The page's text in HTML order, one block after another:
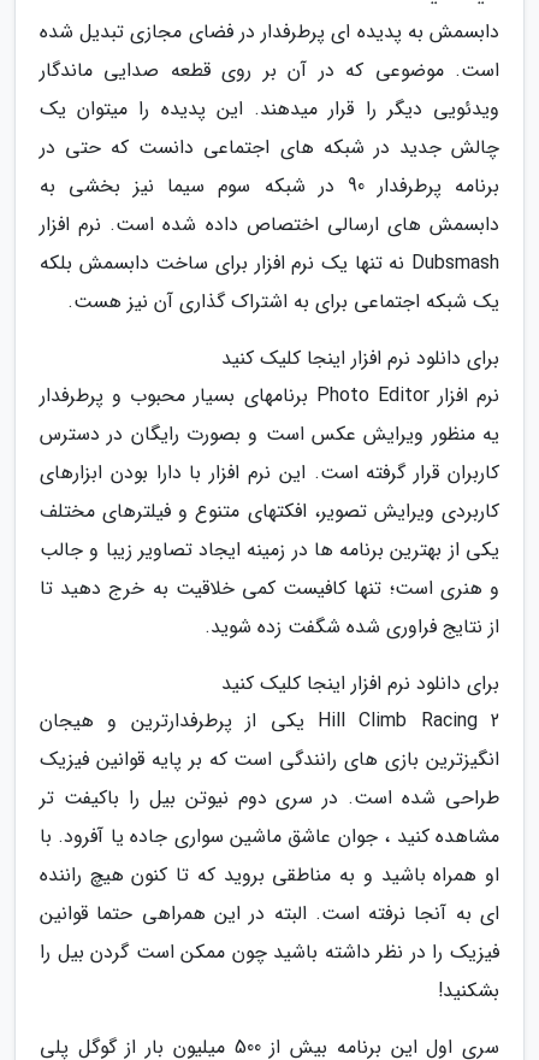
دابسمش به پدیده ای پرطرفدار در فضای مجازی تبدیل شده
است. موضوعی که در آن بر روی قطعه صدایی ماندگار
ویدئویی دیگر را قرار میدهند. این پدیده را میتوان یک
چالش جدید در شبکه های اجتماعی دانست که حتی در
برنامه پرطرفدار 90 در شبکه سوم سیما نیز بخشی به
دابسمش های ارسالی اختصاص داده شده است. نرم افزار
Dubsmash نه تنها یک نرم افزار برای ساخت دابسمش بلکه
یک شبکه اجتماعی برای به اشتراک گذاری آن نیز هست.
برای دانلود نرم افزار اینجا کلیک کنید
نرم افزار Photo Editor برنامهای بسیار محبوب و پرطرفدار
یه منظور ویرایش عکس است و بصورت رایگان در دسترس
کاربران قرار گرفته است. این نرم افزار با دارا بودن ابزارهای
کاربردی ویرایش تصویر، افکتهای متنوع و فیلترهای مختلف
یکی از بهترین برنامه ها در زمینه ایجاد تصاویر زیبا و جالب
و هنری است؛ تنها کافیست کمی خلاقیت به خرج دهید تا
از نتایج فراوری شده شگفت زده شوید.
برای دانلود نرم افزار اینجا کلیک کنید
Hill Climb Racing 2 یکی از پرطرفدارترین و هیجان
انگیزترین بازی های رانندگی است که بر پایه قوانین فیزیک
طراحی شده است. در سری دوم نیوتن بیل را باکیفت تر
مشاهده کنید ، جوان عاشق ماشین سواری جاده یا آفرود. با
او همراه باشید و به مناطقی بروید که تا کنون هیچ راننده
ای به آنجا نرفته است. البته در این همراهی حتما قوانین
فیزیک را در نظر داشته باشید چون ممکن است گردن بیل را
بشکنید!
سری اول این برنامه بیش از 500 میلیون بار از گوگل پلی